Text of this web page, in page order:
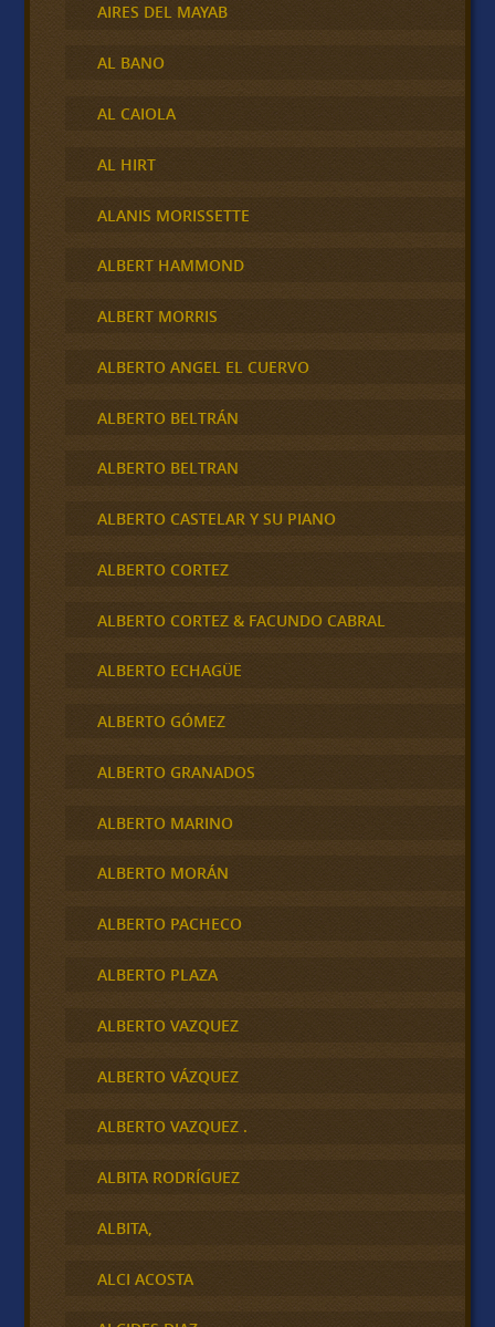
AIRES DEL MAYAB
AL BANO
AL CAIOLA
AL HIRT
ALANIS MORISSETTE
ALBERT HAMMOND
ALBERT MORRIS
ALBERTO ANGEL EL CUERVO
ALBERTO BELTRÁN
ALBERTO BELTRAN
ALBERTO CASTELAR Y SU PIANO
ALBERTO CORTEZ
ALBERTO CORTEZ & FACUNDO CABRAL
ALBERTO ECHAGÜE
ALBERTO GÓMEZ
ALBERTO GRANADOS
ALBERTO MARINO
ALBERTO MORÁN
ALBERTO PACHECO
ALBERTO PLAZA
ALBERTO VAZQUEZ
ALBERTO VÁZQUEZ
ALBERTO VAZQUEZ .
ALBITA RODRÍGUEZ
ALBITA,
ALCI ACOSTA